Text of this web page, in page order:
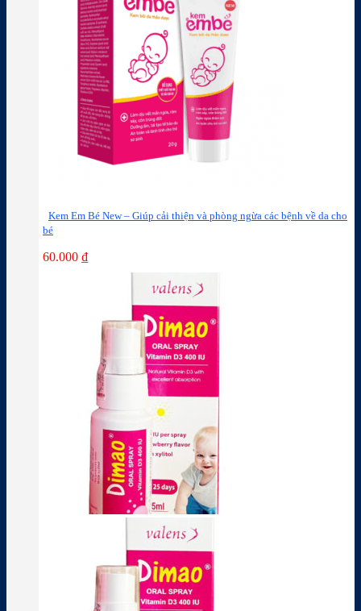
Kem Em Bé New – Giúp cải thiện và phòng ngừa các bệnh về da cho
bé
60.000 ₫